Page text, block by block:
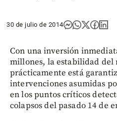
30 de julio de 2014
Con una inversión
millones, la estabilidad
prácticamente está
intervenciones asumidas
en los puntos críticos
colapsos del pasado 14 de